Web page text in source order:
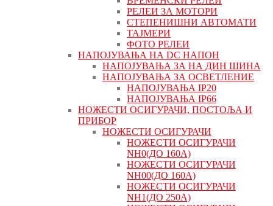
РЕЛЕИ ЗА МОТОРИ
СТЕПЕНИШНИ АВТОМАТИ
ТАЈМЕРИ
ФОТО РЕЛЕИ
НАПОЈУВАЊА НА DC НАПОН
НАПОЈУВАЊА ЗА НА ДИН ШИНА
НАПОЈУВАЊА ЗА ОСВЕТЛЕНИЕ
НАПОЈУВАЊА IP20
НАПОЈУВАЊА IP66
НОЖЕСТИ ОСИГУРАЧИ, ПОСТОЉА И
ПРИБОР
НОЖЕСТИ ОСИГУРАЧИ
НОЖЕСТИ ОСИГУРАЧИ
NH0(ДО 160А)
НОЖЕСТИ ОСИГУРАЧИ
NH00(ДО 160А)
НОЖЕСТИ ОСИГУРАЧИ
NH1(ДО 250А)